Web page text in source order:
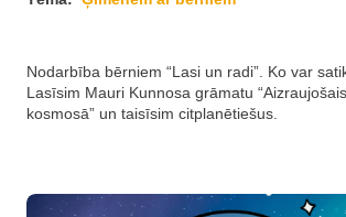
Nodarbība bērniem “Lasi un radi”. Ko var
Lasīsim Mauri Kunnosa grāmatu
kosmosā” un taisīsim citplanētiešus.